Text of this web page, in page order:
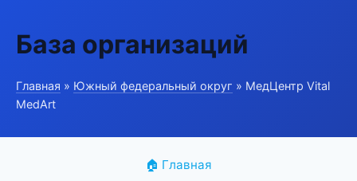
База организаций
Главная » Южный федеральный округ » МедЦентр Vital
MedArt
🏠 Главная